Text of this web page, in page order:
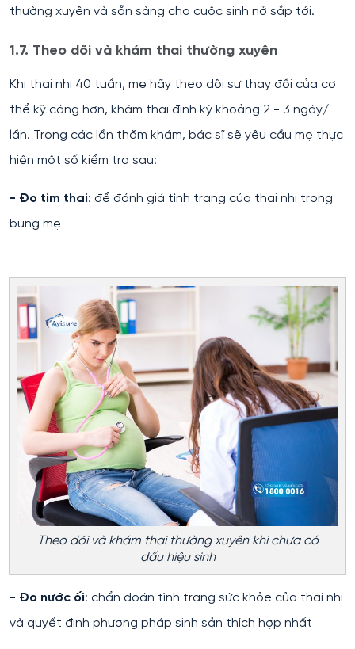
thường xuyên và sẵn sàng cho cuộc sinh nở sắp tới.
1.7. Theo dõi và khám thai thường xuyên
Khi thai nhi 40 tuần, mẹ hãy theo dõi sự thay đổi của cơ
thể kỹ càng hơn, khám thai định kỳ khoảng 2 - 3 ngày/
lần. Trong các lần thăm khám, bác sĩ sẽ yêu cầu mẹ thực
hiện một số kiểm tra sau:
- Đo tim thai: để đánh giá tình trạng của thai nhi trong
bụng mẹ
Theo dõi và khám thai thường xuyên khi chưa có
dấu hiệu sinh
- Đo nước ối: chẩn đoán tình trạng sức khỏe của thai nhi
và quyết định phương pháp sinh sản thích hợp nhất